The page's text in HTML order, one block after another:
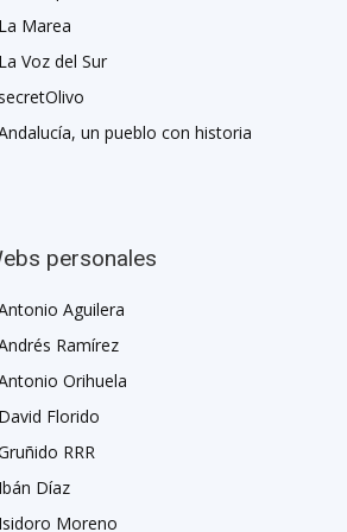
Marea
Voz del Sur
un pueblo con historia
personales
Aguilera
Ramírez
Orihuela
Florido
RRR
Díaz
Moreno